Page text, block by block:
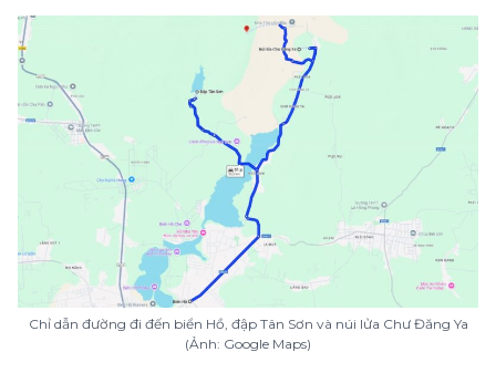
Chỉ dẫn đường đi đến biển Hồ, đập Tân Sơn và núi lửa Chư Đăng Ya
(Ảnh: Google Maps)